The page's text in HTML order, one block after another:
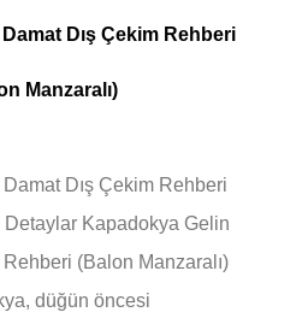
Dış Çekim Rehberi
Manzaralı)
Dış Çekim Rehberi
Detaylar Kapadokya Gelin
(Balon Manzaralı)
düğün öncesi